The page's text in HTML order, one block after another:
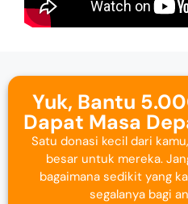
Yuk, Bantu
Dapat Masa
Satu donasi kecil dari
besar untuk mereka.
bagaimana sedikit yang
segalanya bagi